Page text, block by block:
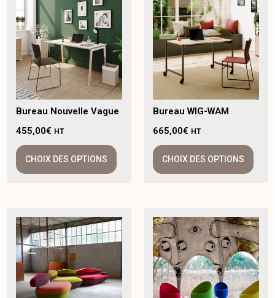
Bureau Nouvelle Vague
455,00€ HT
CHOIX DES OPTIONS
Bureau WIG-WAM
665,00€ HT
CHOIX DES OPTIONS